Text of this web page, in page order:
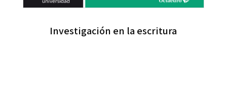
Investigación en la escritura